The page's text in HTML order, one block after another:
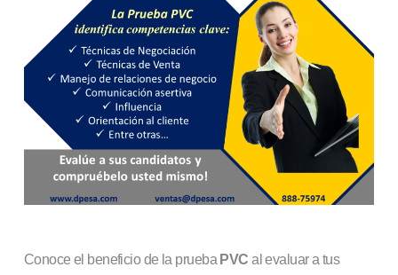
Conoce el beneficio de la prueba PVC al evaluar a tus